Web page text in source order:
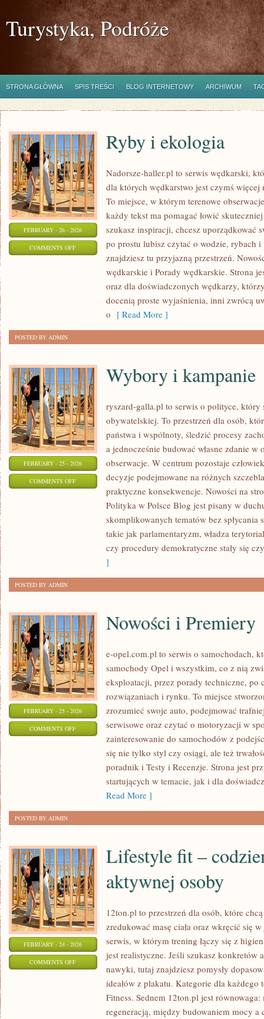
Turystyka, Podróże
STRONA GŁÓWNA SPIS TREŚCI BLOG INTERNETOWY ARCHIWUM
FEBRUARY - 26 - 2026
COMMENTS OFFON
Ryby i ekologia
Nadorsze-haller.pl to serwis wędkarski,
dla których wędkarstwo jest czymś
To miejsce, w którym terenowe
każdy tekst ma pomagać łowić
szukasz inspiracji, chcesz uporządkować
po prostu lubisz czytać o wodzie, rybach
znajdziesz tu przyjazną przestrzeń.
wędkarskie i Porady wędkarskie. Strona
oraz dla doświadczonych wędkarzy,
docenią proste wyjaśnienia, inni zwrócą
o [ Read More ]
POSTED BY ADMIN
FEBRUARY - 25 - 2026
COMMENTS OFFON
Wybory i kampanie
ryszard-galla.pl to serwis o polityce, który
obywatelskiej. To przestrzeń dla osób,
państwa i wspólnoty, śledzić procesy
a jednocześnie budować własne zdanie
obserwacje. W centrum pozostaje
decyzje podejmowane na różnych
praktyczne konsekwencje. Nowości na
Polityka w Polsce Blog jest pisany w
skomplikowanych tematów bez spłycania
takie jak parlamentaryzm, władza
czy procedury demokratyczne stały się
]
POSTED BY ADMIN
FEBRUARY - 25 - 2026
COMMENTS OFFON
Nowości i Premiery
e-opel.com.pl to serwis o samochodach,
samochody Opel i wszystkim, co z nią
eksploatacji, przez porady techniczne, po
rozwiązaniach i rynku. To miejsce
zrozumieć swoje auto, podejmować
serwisowe oraz czytać o motoryzacji w
zainteresowanie do samochodów z
się nie tylko styl czy osiągi, ale też
poradnik i Testy i Recenzje. Strona jest
startujących w temacie, jak i dla
Read More ]
POSTED BY ADMIN
FEBRUARY - 24 - 2026
COMMENTS OFFON
Lifestyle fit –
aktywnej osoby
12ton.pl to przestrzeń dla osób, które
zredukować masę ciała oraz wkręcić się
serwis, w którym trening łączy się z
jest realistyczne. Jeśli szukasz konkretów
nawyki, tutaj znajdziesz pomysły
ideałów z plakatu. Kategorie dla
Fitness. Sednem 12ton.pl jest
regeneracją, między budowaniem mocy a